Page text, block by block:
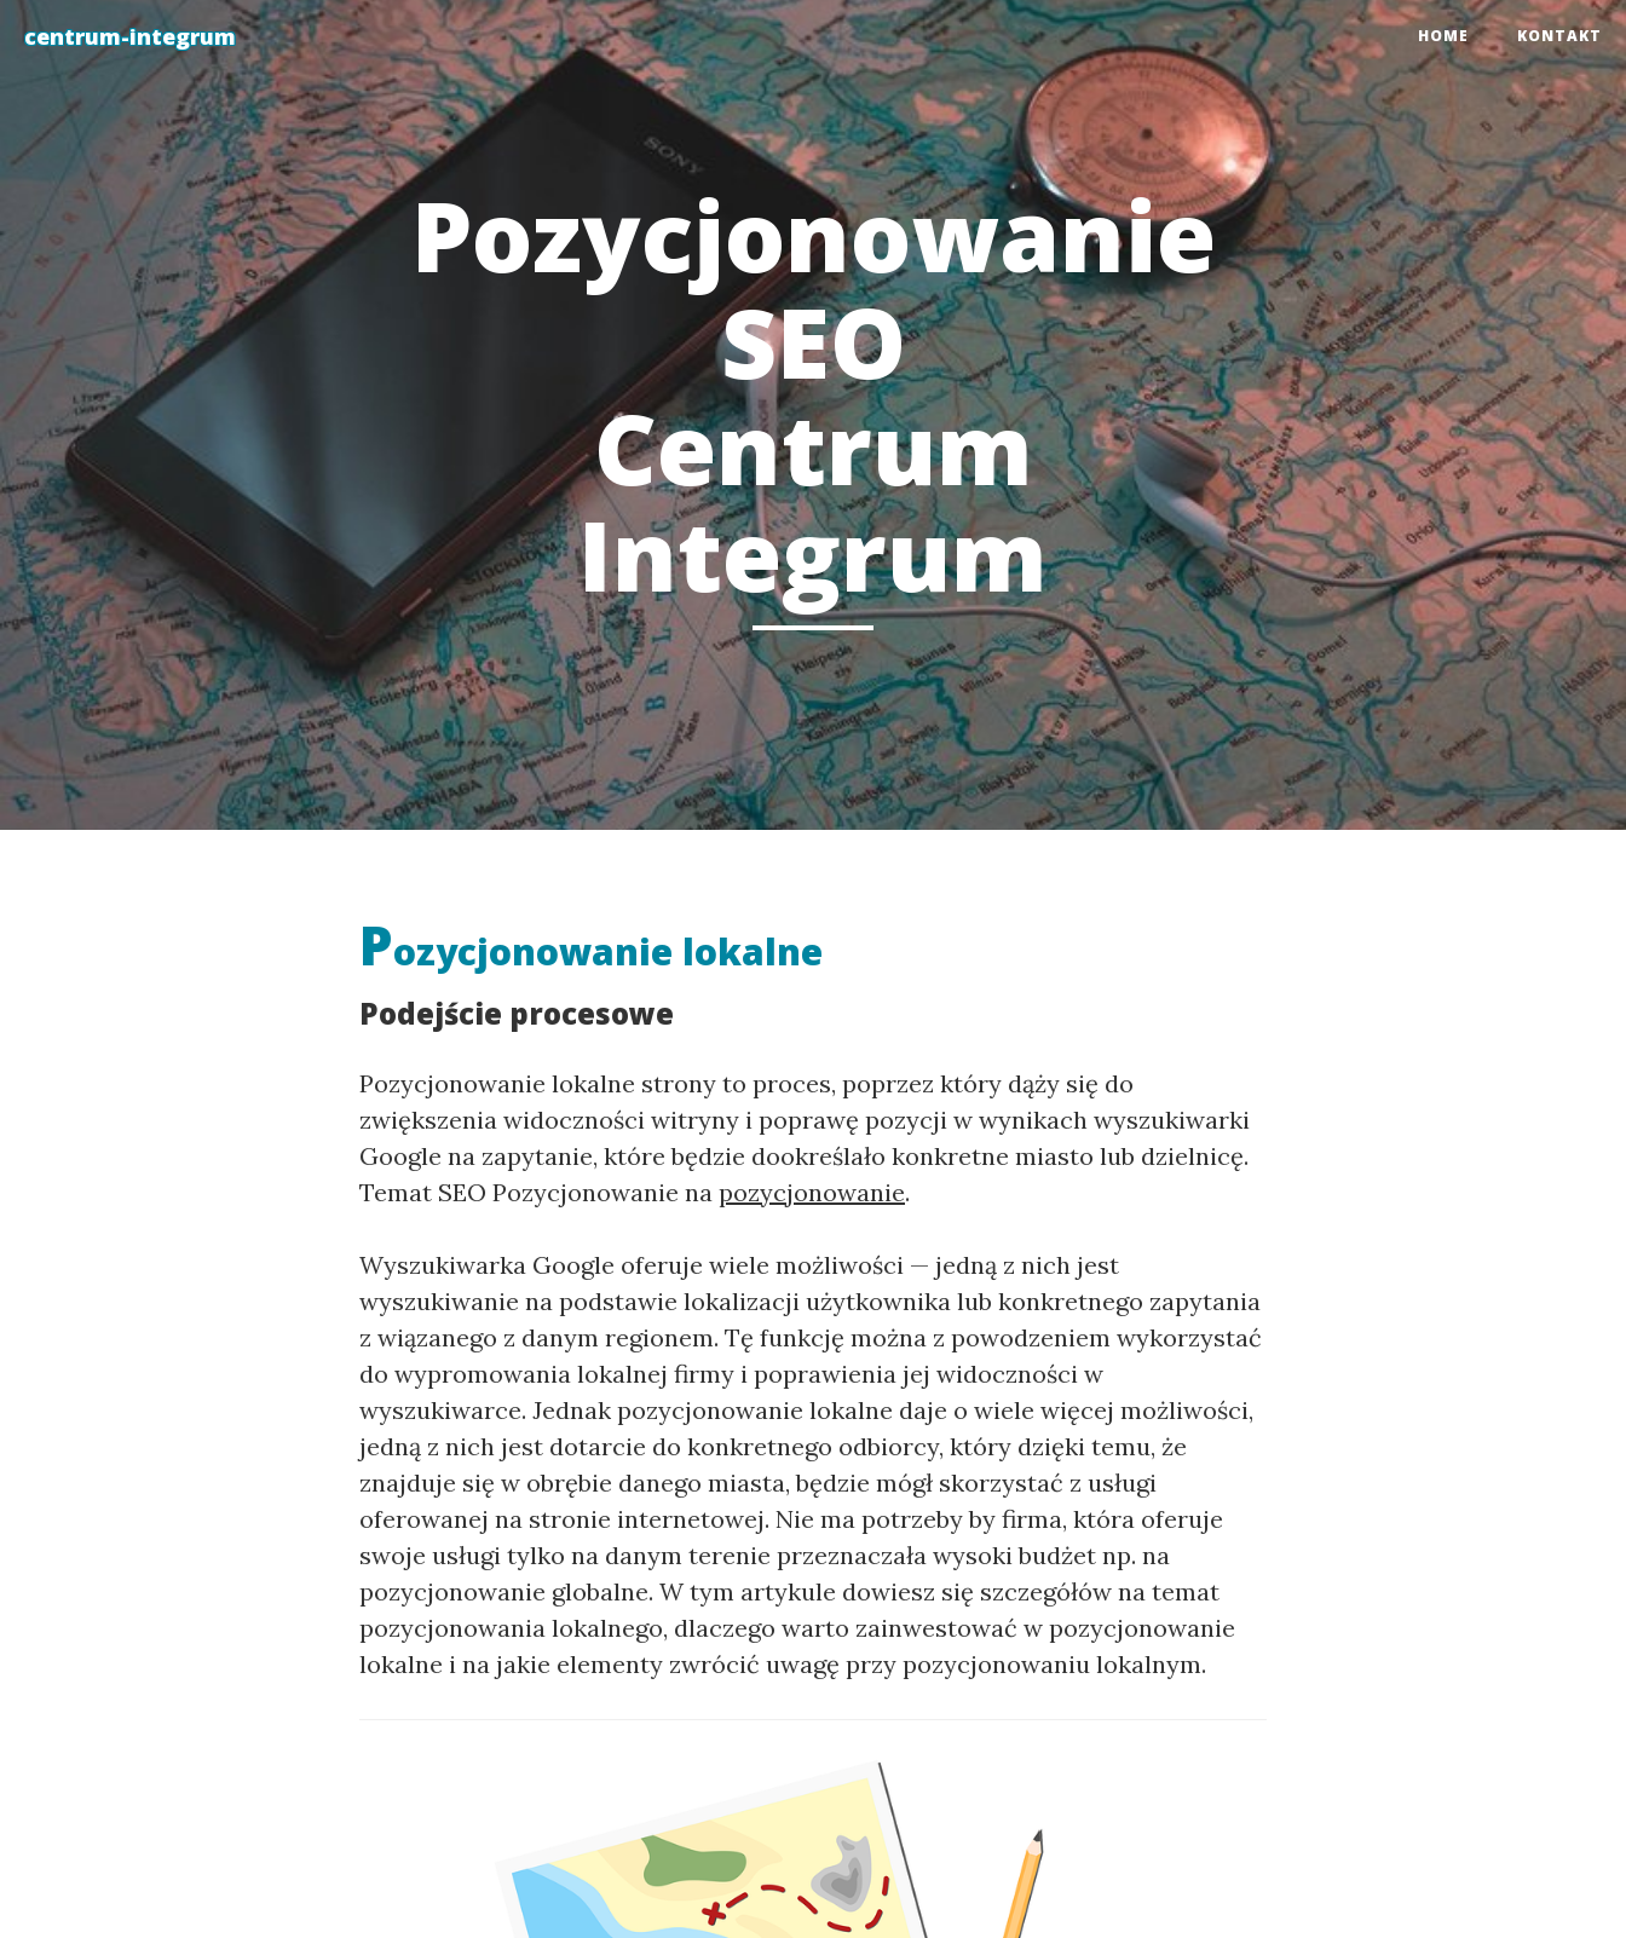
centrum-integrum HOME KONTAKT
Pozycjonowanie
SEO
Centrum
Integrum
Pozycjonowanie lokalne
Podejście procesowe
Pozycjonowanie lokalne strony to proces, poprzez który dąży się do
zwiększenia widoczności witryny i poprawę pozycji w wynikach wyszukiwarki
Google na zapytanie, które będzie dookreślało konkretne miasto lub dzielnicę.
Temat SEO Pozycjonowanie na pozycjonowanie.
Wyszukiwarka Google oferuje wiele możliwości — jedną z nich jest
wyszukiwanie na podstawie lokalizacji użytkownika lub konkretnego zapytania
z wiązanego z danym regionem. Tę funkcję można z powodzeniem wykorzystać
do wypromowania lokalnej firmy i poprawienia jej widoczności w
wyszukiwarce. Jednak pozycjonowanie lokalne daje o wiele więcej możliwości,
jedną z nich jest dotarcie do konkretnego odbiorcy, który dzięki temu, że
znajduje się w obrębie danego miasta, będzie mógł skorzystać z usługi
oferowanej na stronie internetowej. Nie ma potrzeby by firma, która oferuje
swoje usługi tylko na danym terenie przeznaczała wysoki budżet np. na
pozycjonowanie globalne. W tym artykule dowiesz się szczegółów na temat
pozycjonowania lokalnego, dlaczego warto zainwestować w pozycjonowanie
lokalne i na jakie elementy zwrócić uwagę przy pozycjonowaniu lokalnym.